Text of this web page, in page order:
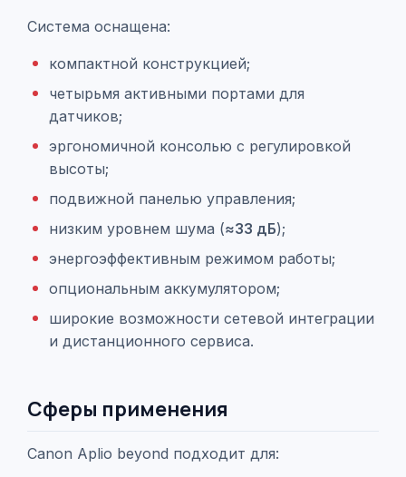
Система оснащена:
компактной конструкцией;
четырьмя активными портами для
датчиков;
эргономичной консолью с регулировкой
высоты;
подвижной панелью управления;
низким уровнем шума (≈33 дБ);
энергоэффективным режимом работы;
опциональным аккумулятором;
широкие возможности сетевой интеграции
и дистанционного сервиса.
Сферы применения
Canon Aplio beyond подходит для: